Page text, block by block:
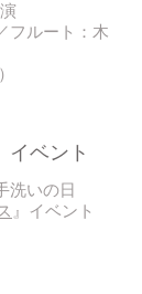
フルート：木
イベント
洗いの日
』イベント